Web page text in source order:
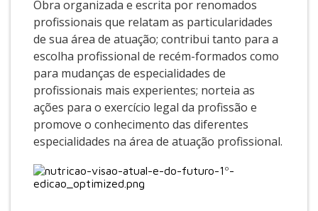
Obra organizada e escrita por renomados
profissionais que relatam as particularidades
de sua área de atuação; contribui tanto para a
escolha profissional de recém-formados como
para mudanças de especialidades de
profissionais mais experientes; norteia as
ações para o exercício legal da profissão e
promove o conhecimento das diferentes
especialidades na área de atuação profissional.